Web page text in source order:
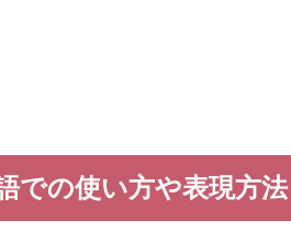
での使い方や表現方法